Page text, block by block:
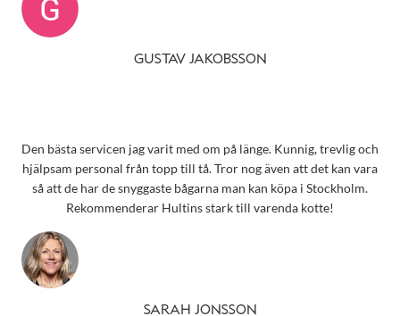
GUSTAV JAKOBSSON
Den bästa servicen jag varit med om på länge. Kunnig, trevlig och
hjälpsam personal från topp till tå. Tror nog även att det kan vara
så att de har de snyggaste bågarna man kan köpa i Stockholm.
Rekommenderar Hultins stark till varenda kotte!
SARAH JONSSON